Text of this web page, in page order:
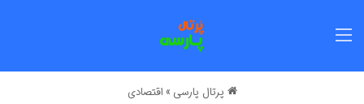
پرتال پارسی » اقتصادی